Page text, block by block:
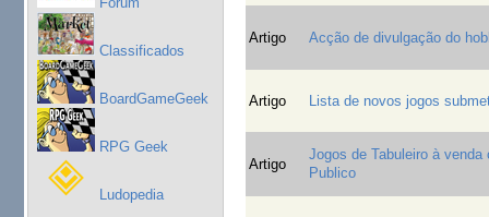
Classificados
BoardGameGeek
RPG Geek
Ludopedia
Artigo Acção de divulgação do
Artigo Lista de novos jogos
Artigo
Jogos de Tabuleiro à
Publico